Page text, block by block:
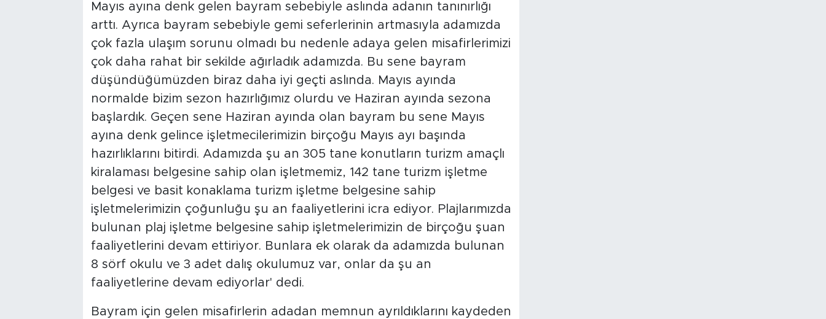
Mayıs ayına denk gelen bayram sebebiyle aslında adanın tanınırlığı
arttı. Ayrıca bayram sebebiyle gemi seferlerinin artmasıyla adamızda
çok fazla ulaşım sorunu olmadı bu nedenle adaya gelen misafirlerimizi
çok daha rahat bir sekilde ağırladık adamızda. Bu sene bayram
düşündüğümüzden biraz daha iyi geçti aslında. Mayıs ayında
normalde bizim sezon hazırlığımız olurdu ve Haziran ayında sezona
başlardık. Geçen sene Haziran ayında olan bayram bu sene Mayıs
ayına denk gelince işletmecilerimizin birçoğu Mayıs ayı başında
hazırlıklarını bitirdi. Adamızda şu an 305 tane konutların turizm amaçlı
kiralaması belgesine sahip olan işletmemiz, 142 tane turizm işletme
belgesi ve basit konaklama turizm işletme belgesine sahip
işletmelerimizin çoğunluğu şu an faaliyetlerini icra ediyor. Plajlarımızda
bulunan plaj işletme belgesine sahip işletmelerimizin de birçoğu şuan
faaliyetlerini devam ettiriyor. Bunlara ek olarak da adamızda bulunan
8 sörf okulu ve 3 adet dalış okulumuz var, onlar da şu an
faaliyetlerine devam ediyorlar' dedi.
Bayram için gelen misafirlerin adadan memnun ayrıldıklarını kaydeden